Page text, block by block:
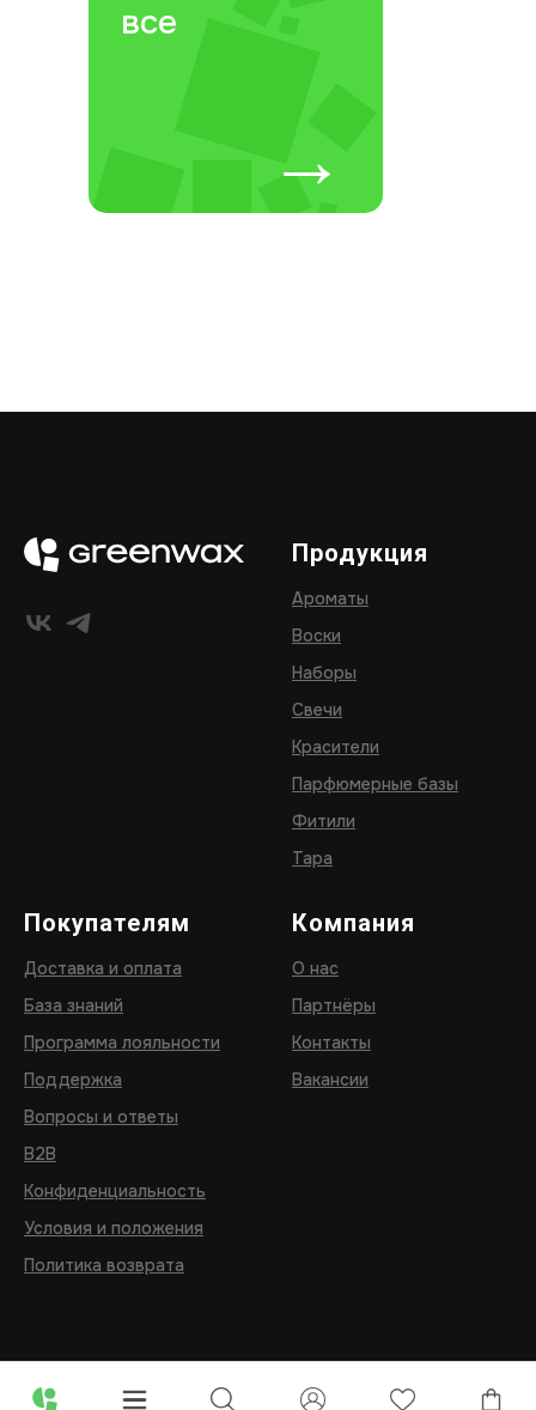
все
→
Продукция
Ароматы
Воски
Наборы
Свечи
Красители
Парфюмерные базы
Фитили
Тара
Покупателям
Доставка и оплата
База знаний
Программа лояльности
Поддержка
Вопросы и ответы
B2B
Конфиденциальность
Условия и положения
Политика возврата
Компания
О нас
Партнёры
Контакты
Вакансии